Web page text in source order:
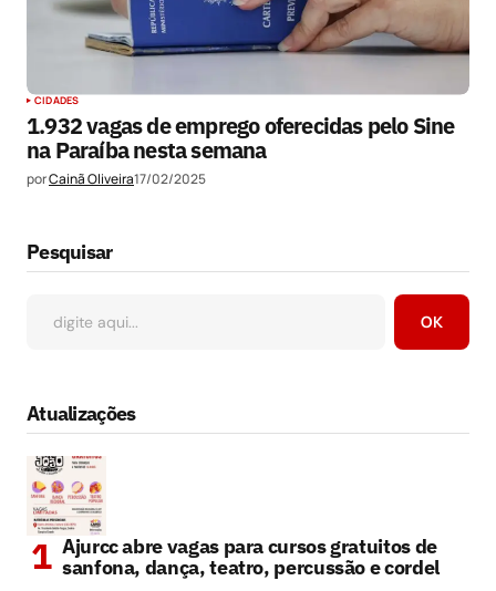
CIDADES
1.932 vagas de emprego oferecidas pelo Sine
na Paraíba nesta semana
porCainã Oliveira17/02/2025
Pesquisar
OK
Atualizações
Ajurcc abre vagas para cursos gratuitos de
sanfona, dança, teatro, percussão e cordel